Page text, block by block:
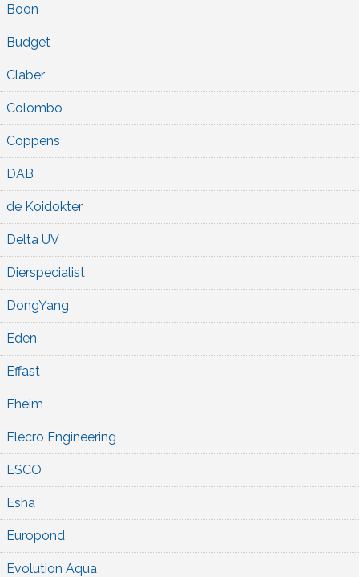
Boon
Budget
Claber
Colombo
Coppens
DAB
de Koidokter
Delta UV
Dierspecialist
DongYang
Eden
Effast
Eheim
Elecro Engineering
ESCO
Esha
Europond
Evolution Aqua